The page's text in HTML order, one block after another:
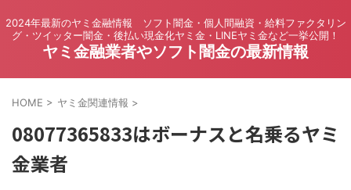
2024年最新のヤミ金融情報 ソフト闇金・個人間融資・給料ファクタリン
グ・ツイッター闇金・後払い現金化ヤミ金・LINEヤミ金など一挙公開！
ヤミ金融業者やソフト闇金の最新情報
HOME > ヤミ金関連情報 >
08077365833はボーナスと名乗るヤミ
金業者